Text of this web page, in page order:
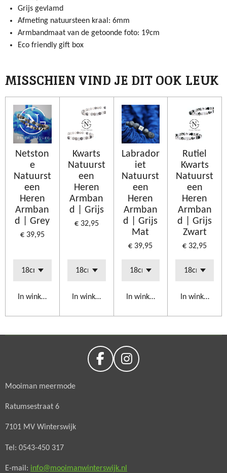
Grijs gevlamd
Afmeting natuursteen kraal: 6mm
Armbandmaat van de getoonde foto: 19cm
Eco friendly gift box
MISSCHIEN VIND JE DIT OOK LEUK
Netston
e
Natuurst
een
Heren
Armban
d | Grey
€ 39,95
In winkelwagen
Kwarts
Natuurst
een
Heren
Armban
d | Grijs
€ 32,95
In winkelwagen
Labrador
iet
Natuurst
een
Heren
Armban
d | Grijs
Mat
€ 39,95
In winkelwagen
Rutiel
Kwarts
Natuurst
een
Heren
Armban
d | Grijs
Zwart
€ 32,95
In
F
I
Mooiman meermode
Ratumsestraat 6
7101 MV Winterswijk
Tel: 0543-450 317
E-mail: info@mooimanwinterswijk.nl